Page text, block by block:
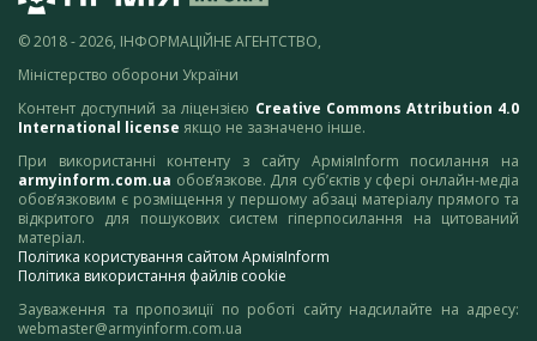
© 2018 - 2026, ІНФОРМАЦІЙНЕ АГЕНТСТВО,
Міністерство оборони України
Контент доступний за ліцензією Creative Commons Attribution 4.0
International license якщо не зазначено інше.
При використанні контенту з сайту АрміяInform посилання на
armyinform.com.ua обов’язкове. Для суб’єктів у сфері онлайн-медіа
обов’язковим є розміщення у першому абзаці матеріалу прямого та
відкритого для пошукових систем гіперпосилання на цитований
матеріал.
Політика користування сайтом АрміяInform
Політика використання файлів cookie
Зауваження та пропозиції по роботі сайту надсилайте на адресу:
webmaster@armyinform.com.ua